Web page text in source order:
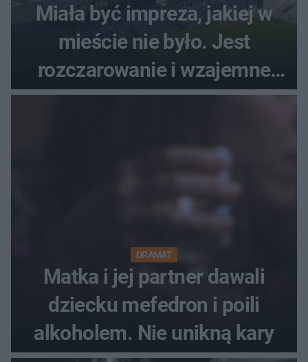
Miała być impreza, jakiej w
mieście nie było. Jest
rozczarowanie i wzajemne
obwinianie. Dlaczego Peak
DRAMAT
Matka i jej partner dawali
dziecku mefedron i poili
alkoholem. Nie unikną kary